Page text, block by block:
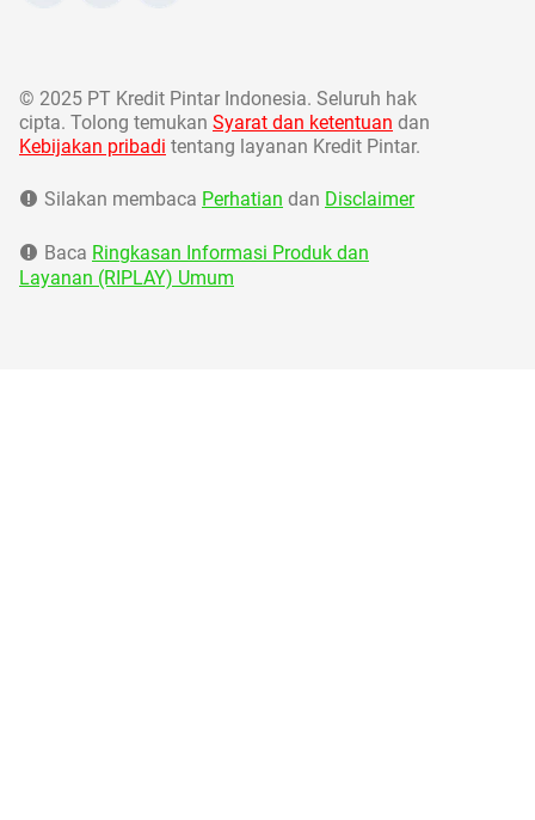
© 2025 PT Kredit Pintar Indonesia. Seluruh hak
cipta. Tolong temukan Syarat dan ketentuan dan
Kebijakan pribadi tentang layanan Kredit Pintar.
Silakan membaca Perhatian dan Disclaimer
Baca Ringkasan Informasi Produk dan
Layanan (RIPLAY) Umum